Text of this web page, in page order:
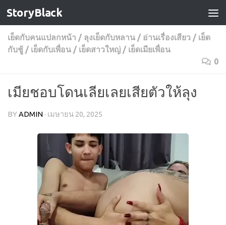
Skip to content
StoryBlack
เย็ดกับคนแปลกหน้า / ลุงเย็ดกับหลาน / อ่านเรื่องเสียว / เย็ด
กับชู้ / เย็ดกับเพื่อน / เย็ดสาวใหญ่ / เย็ดเมียเพื่อน
0
เมียชอบโดนเลียเลยเสียตัวให้ลุง
BYADMIN · เมษายน 20, 2025